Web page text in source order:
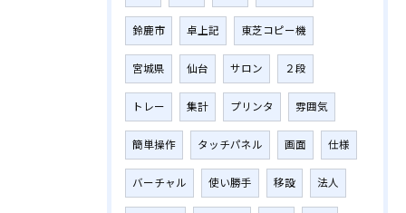
鈴鹿市 卓上記 東芝コピー機
宮城県 仙台 サロン ２段
トレー 集計 プリンタ 雰囲気
簡単操作 タッチパネル 画面 仕様
バーチャル 使い勝手 移設 法人